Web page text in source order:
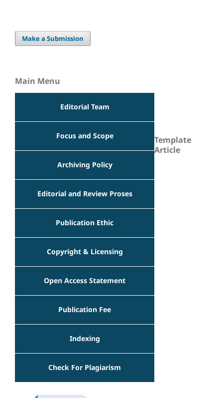
Make a Submission
Main Menu
Editorial Team
Focus and Scope
Archiving Policy
Editorial and Review Proses
Publication Ethic
Copyright & Licensing
Open Access Statement
Publication Fee
Indexing
Check For Plagiarism
Template
Article